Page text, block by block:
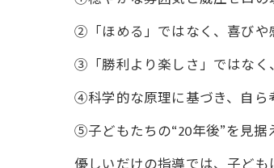
②「ほめる」ではなく、喜びや
③「勝利より楽しさ」ではなく
④科学的な原理に基づき、自ら
⑤子どもたちの“20年後”を見据